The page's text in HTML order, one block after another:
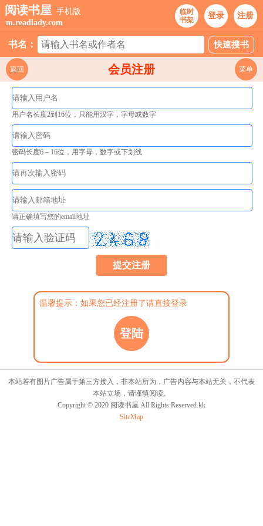
阅读书屋 手机版
m.readlady.com
临时
书架
登录 注册
书名：
会员注册
返回 菜单
用户名长度2到16位，只能用汉字，字母或数字
密码长度6－16位，用字母，数字或下划线
请正确填写您的email地址
温馨提示：如果您已经注册了请直接登录
登陆
本站若有图片广告属于第三方接入，非本站所为，广告内容与本站无关，不代表
本站立场，请谨慎阅读。
Copyright © 2020 阅读书屋 All Rights Reserved.kk
SiteMap